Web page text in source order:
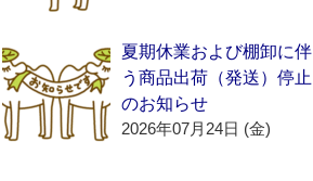
夏期休業および棚卸に伴
う商品出荷（発送）停止
のお知らせ
2026年07月24日 (金)